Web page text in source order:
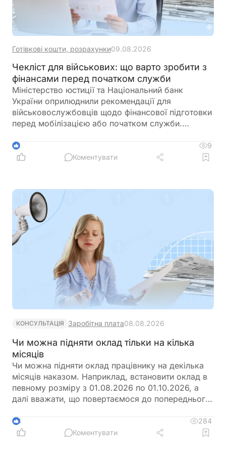
Готівкові кошти, розрахунки09.08.2026
Чекліст для військових: що варто зробити з
фінансами перед початком служби
Міністерство юстиції та Національний банк
України оприлюднили рекомендації для
військовослужбовців щодо фінансової підготовки
перед мобілізацією або початком служби.
документи, перевірити банківські рахунки,
кредити, заощадження та оформити необхідні
1
9
Коментувати
КОНСУЛЬТАЦІЯ Заробітна плата08.08.2026
Чи можна підняти оклад тільки на кілька
місяців
Чи можна підняти оклад працівнику на декілька
місяців наказом. Наприклад, встановити оклад в
певному розміру з 01.08.2026 по 01.10.2026, а
далі вважати, що повертаємося до попереднього
4
284
Коментувати